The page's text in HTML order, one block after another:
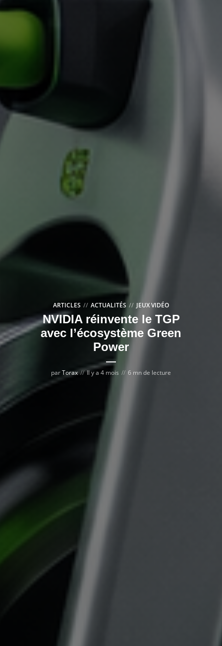
ARTICLES ACTUALITÉS JEUX VIDÉO
NVIDIA réinvente le TGP
avec l’écosystème Green
Power
parTorax Il y a 4 mois 6 mn de lecture